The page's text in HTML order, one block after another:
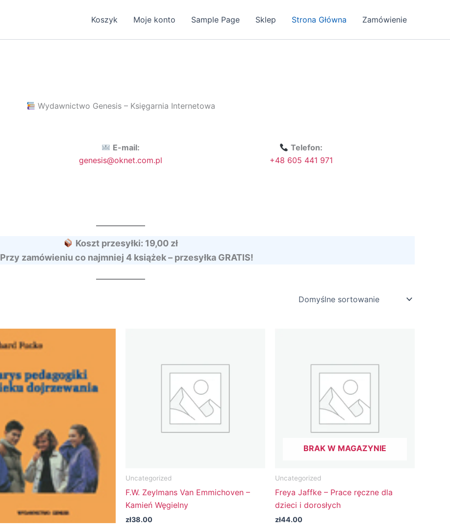
Koszyk Moje konto Sample Page Sklep Strona Główna Zamówienie
Wydawnictwo Genesis – Księgarnia Internetowa
E-mail:
genesis@oknet.com.pl
Telefon:
+48 605 441 971
Koszt przesyłki: 19,00 zł
Przy zamówieniu co najmniej 4 książek – przesyłka GRATIS!
Uncategorized
F.W. Zeylmans Van Emmichoven –
Kamień Węgielny
zł38.00
BRAK W MAGAZYNIE
Uncategorized
Freya Jaffke – Prace ręczne dla
dzieci i dorosłych
zł44.00